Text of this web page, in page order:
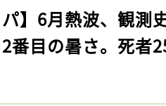
パ】6月熱波、観
番目の暑さ。死者